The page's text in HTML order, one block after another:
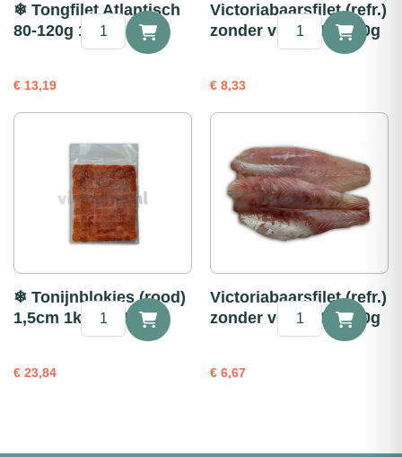
❄ Tongfilet Atlantisch
80-120g 1kg
€ 13,19
Tongfilet
Atlantisch
1kg
Victoriabaarsfilet (refr.)
zonder vel portie 250g
€ 8,33
Victoriabaarsfilet
(refr.)
250g
❄ Tonijnblokjes (rood)
1,5cm 1kg (2x 500g)
€ 23,84
Tonijnblokjes
Victoriabaarsfilet (refr.)
zonder vel portie 200g
€ 6,67
Victoriabaarsfilet
(refr.)